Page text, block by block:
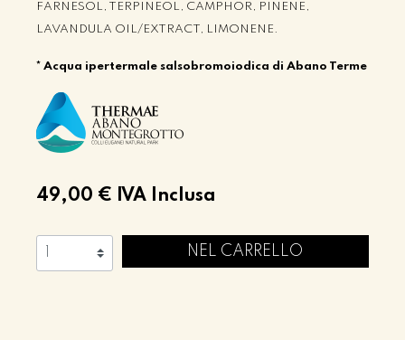
FARNESOL, TERPINEOL, CAMPHOR, PINENE,
LAVANDULA OIL/EXTRACT, LIMONENE.
* Acqua ipertermale salsobromoiodica di Abano Terme
49,00 € IVA Inclusa
NEL CARRELLO